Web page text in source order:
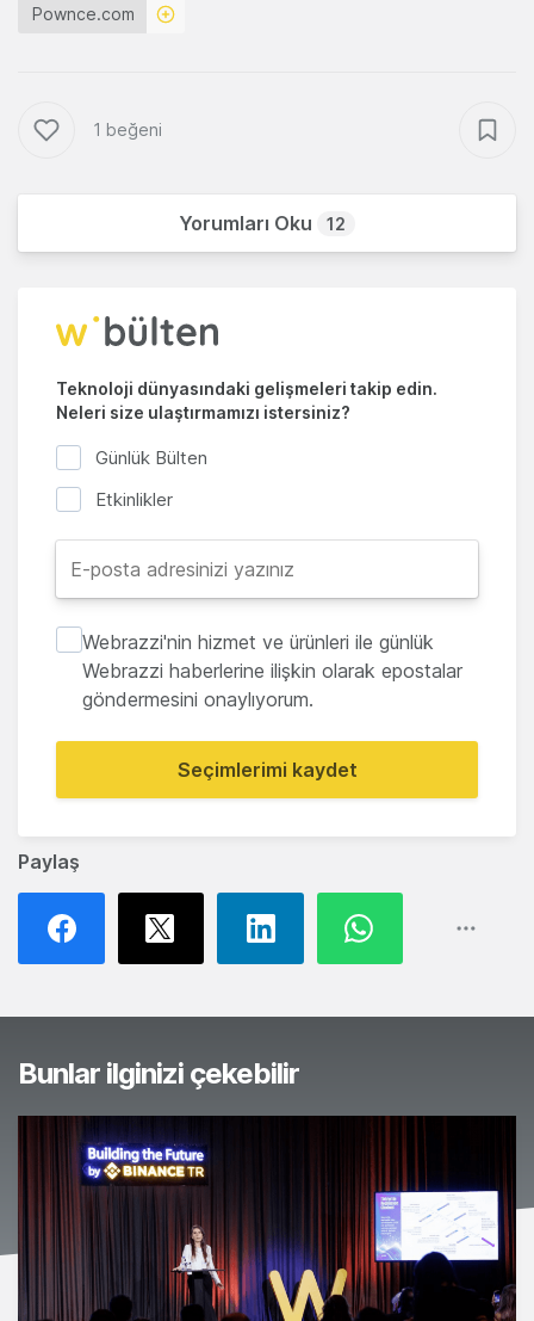
Paylaş
Pownce.com
1 beğeni
Yorumları Oku 12
Teknoloji dünyasındaki gelişmeleri takip edin.
Neleri size ulaştırmamızı istersiniz?
Günlük Bülten
Etkinlikler
Webrazzi'nin hizmet ve ürünleri ile günlük
Webrazzi haberlerine ilişkin olarak epostalar
göndermesini onaylıyorum.
Seçimlerimi kaydet
Bunlar ilginizi çekebilir